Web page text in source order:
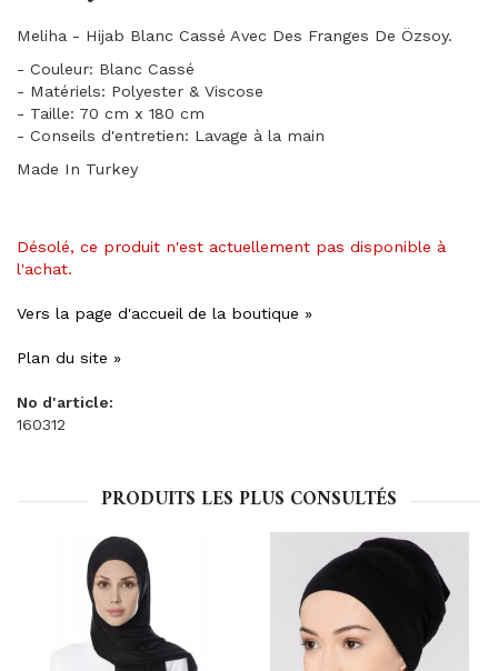
Meliha - Hijab Blanc Cassé Avec Des Franges De Özsoy.
- Couleur: Blanc Cassé
- Matériels: Polyester & Viscose
- Taille: 70 cm x 180 cm
- Conseils d'entretien: Lavage à la main
Made In Turkey
Désolé, ce produit n'est actuellement pas disponible à
l'achat.
Vers la page d'accueil de la boutique »
Plan du site »
No d'article:
160312
PRODUITS LES PLUS CONSULTÉS